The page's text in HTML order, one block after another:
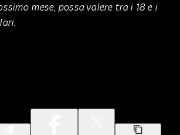
mese, possa valere tra i 18 e i